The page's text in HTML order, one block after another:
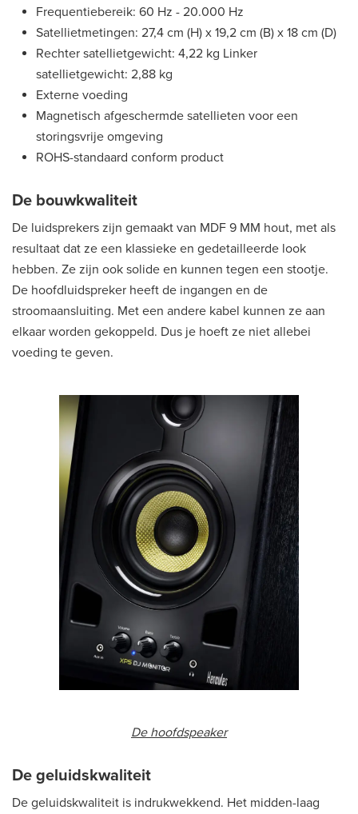
Frequentiebereik: 60 Hz - 20.000 Hz
Satellietmetingen: 27,4 cm (H) x 19,2 cm (B) x 18 cm (D)
Rechter satellietgewicht: 4,22 kg Linker
satellietgewicht: 2,88 kg
Externe voeding
Magnetisch afgeschermde satellieten voor een
storingsvrije omgeving
ROHS-standaard conform product
De bouwkwaliteit
De luidsprekers zijn gemaakt van MDF 9 MM hout, met als
resultaat dat ze een klassieke en gedetailleerde look
hebben. Ze zijn ook solide en kunnen tegen een stootje.
De hoofdluidspreker heeft de ingangen en de
stroomaansluiting. Met een andere kabel kunnen ze aan
elkaar worden gekoppeld. Dus je hoeft ze niet allebei
voeding te geven.
De hoofdspeaker
De geluidskwaliteit
De geluidskwaliteit is indrukwekkend. Het midden-laag